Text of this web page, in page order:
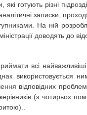
які готують різні
записки,
На ній
доводять до
всі
відповідних
(з чотирьох